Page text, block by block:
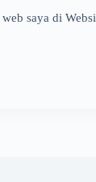
saya di